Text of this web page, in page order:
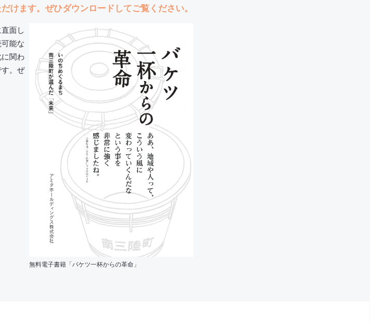
けます。ぜひダウンロードしてご覧ください。
面し
能な
関わ
。ぜ
無料電子書籍「バケツ一杯からの革命」